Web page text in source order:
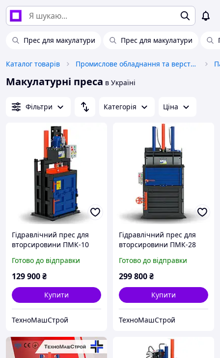
Прес для макулатури Прес для макулатури
Каталог товарів Промислове обладнання та верстати
Макулатурні преса в Україні
Фільтри Категорія Ціна
Гідравлічний прес для
вторсировини ПМК-10
Готово до відправки
129 900₴
Купити
ТехноМашСтрой
Гідравлічний прес для
вторсировини ПМК-28
Готово до відправки
299 800₴
Купити
ТехноМашСтрой